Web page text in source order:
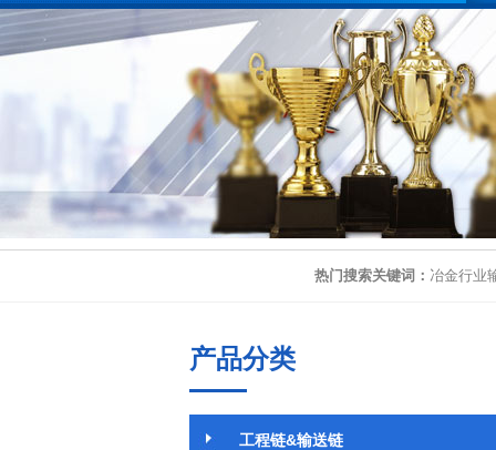
热门搜索关键词： 冶金行业
产品分类
工程链&输送链